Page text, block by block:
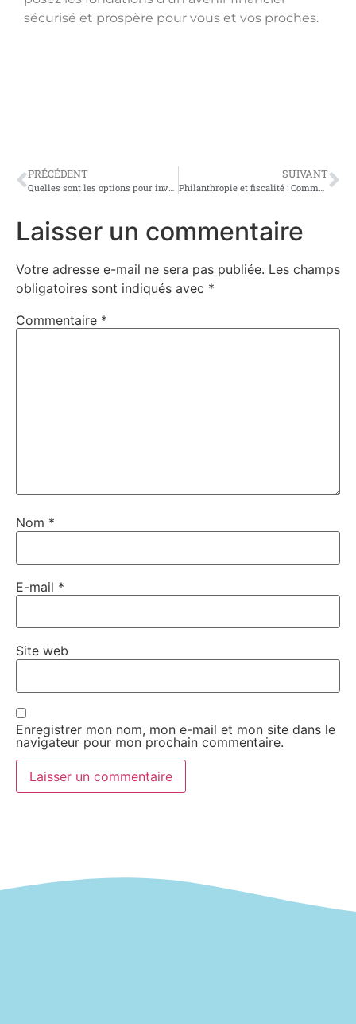
sécurisé et prospère pour vous et vos proches.
PRÉCÉDENT
Quelles sont les options pour investir votre argent ?
SUIVANT
Philanthropie et fiscalité : Comment vos dons peuvent réduire vos impôts ?
Laisser un commentaire
Votre adresse e-mail ne sera pas publiée. Les champs
obligatoires sont indiqués avec *
Commentaire *
Nom *
E-mail *
Site web
Enregistrer mon nom, mon e-mail et mon site dans le
navigateur pour mon prochain commentaire.